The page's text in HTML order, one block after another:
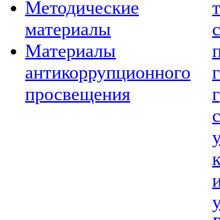
Методические
материалы
Материалы
антикоррупционного
просвещения